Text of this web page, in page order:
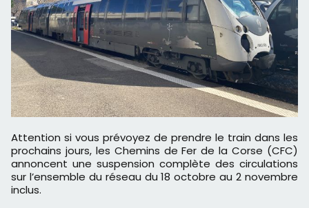
Attention si vous prévoyez de prendre le train dans les
prochains jours, les Chemins de Fer de la Corse (CFC)
annoncent une suspension complète des circulations
sur l’ensemble du réseau du 18 octobre au 2 novembre
inclus.